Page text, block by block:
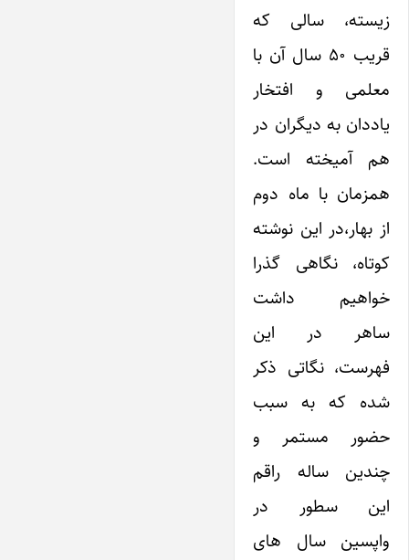
زیسته، سالی که
قریب ۵۰ سال آن با
معلمی و افتخار
یاددان به دیگران در
هم آمیخته است.
همزمان با ماه دوم
از بهار،‌در این نوشته
کوتاه، نگاهی گذرا
خواهیم داشت
ساهر در این
فهرست، نگاتی ذکر
شده که به سبب
حضور مستمر و
چندین ساله راقم
این سطور در
واپسین سال های